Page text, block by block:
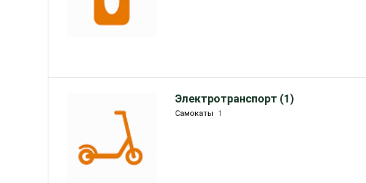
Электротранспорт (1)
Самокаты 1